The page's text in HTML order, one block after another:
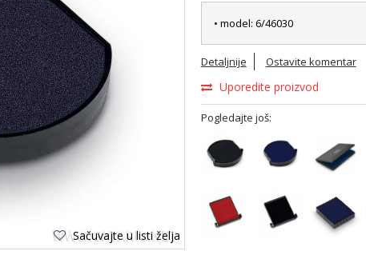
Sačuvajte u listi želja
• model: 6/46030
Detaljnije Ostavite komentar
Uporedite proizvod
Pogledajte još: